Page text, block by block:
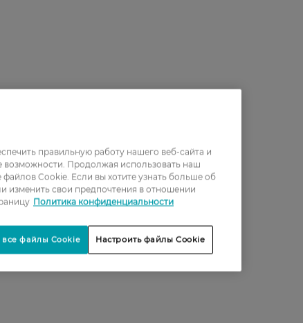
правильную работу нашего веб-сайта и
возможности. Продолжая использовать наш
Cookie. Если вы хотите узнать больше об
изменить свои предпочтения в отношении
Политика конфиденциальности
Настроить файлы Cookie
все файлы Cookie